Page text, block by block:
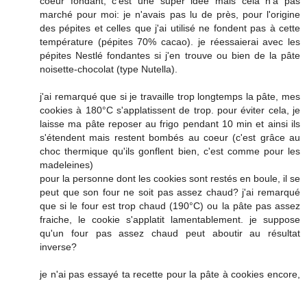
marché pour moi: je n'avais pas lu de près, pour l'origine
des pépites et celles que j'ai utilisé ne fondent pas à cette
température (pépites 70% cacao). je réessaierai avec les
pépites Nestlé fondantes si j'en trouve ou bien de la pâte
noisette-chocolat (type Nutella).
j'ai remarqué que si je travaille trop longtemps la pâte, mes
cookies à 180°C s'applatissent de trop. pour éviter cela, je
laisse ma pâte reposer au frigo pendant 10 min et ainsi ils
s'étendent mais restent bombés au coeur (c'est grâce au
choc thermique qu'ils gonflent bien, c'est comme pour les
madeleines)
pour la personne dont les cookies sont restés en boule, il se
peut que son four ne soit pas assez chaud? j'ai remarqué
que si le four est trop chaud (190°C) ou la pâte pas assez
fraiche, le cookie s'applatit lamentablement. je suppose
qu'un four pas assez chaud peut aboutir au résultat
inverse?
je n'ai pas essayé ta recette pour la pâte à cookies encore,